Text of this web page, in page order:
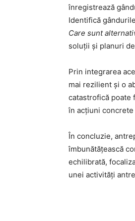
înregistrează
Identifică
Care sunt
soluții și planuri
Prin integrarea
mai rezilient și o
catastrofică poate
în acțiuni
În concluzie,
îmbunătățească
echilibrată,
unei activități